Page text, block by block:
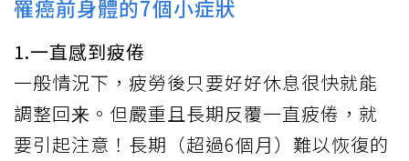
罹癌前身體的7個小症狀
1.一直感到疲倦
一般情況下，疲勞後只要好好休息很快就能
調整回来。但嚴重且長期反覆一直疲倦，就
要引起注意！長期（超過6個月）難以恢復的